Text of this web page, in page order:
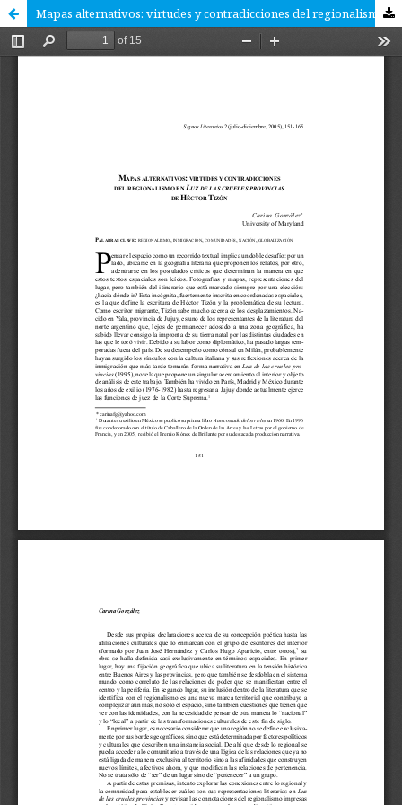
Mapas alternativos: virtudes y contradicciones del regionalismo en Luz de las crueles provincias de Héctor Tizón